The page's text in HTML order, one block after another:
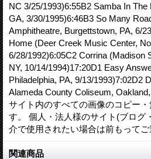
NC 3/25/1993)6:55B2 Samba In The
GA, 3/30/1995)6:46B3 So Many
Amphitheatre, Burgettstown, PA, 6/
Home (Deer Creek Music Center,
6/28/1992)6:05C2 Corrina (Madison
NY, 10/14/1994)17:20D1 Easy
Philadelphia, PA, 9/13/1993)7:02D2
Alameda County Coliseum,
サイト内のすべての画像のコピー
す。 個人・法人様のサイト(ブログ
介で使用されたい場合は前もって
関連商品